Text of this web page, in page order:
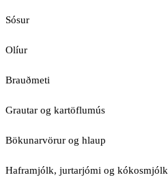
Sósur
Olíur
Brauðmeti
Grautar og kartöflumús
Bökunarvörur og hlaup
Haframjólk, jurtarjómi og kókosmjólk